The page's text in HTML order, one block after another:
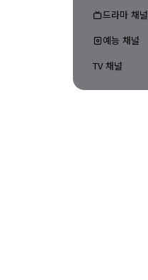
드라마 채널
예능 채널
TV 채널